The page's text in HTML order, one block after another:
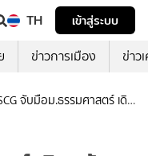
TH
เข้าสู่ระบบ
ข่าวการเมือง ข่าว
จับมือม.ธรรมศาสตร์ เดิน